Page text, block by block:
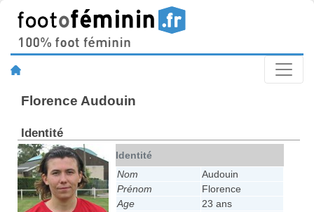
Florence Audouin
Identité
Identité
Nom
Audouin
Prénom
Florence
Age
23 ans